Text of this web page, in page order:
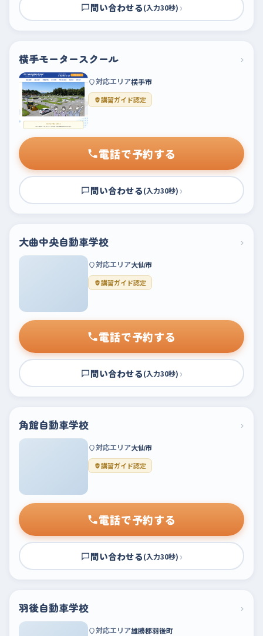
問い合わせる(入力30秒) ›
横手モータースクール ›
対応エリア横手市
講習ガイド認定
電話で予約する
問い合わせる(入力30秒) ›
大曲中央自動車学校 ›
対応エリア大仙市
講習ガイド認定
電話で予約する
問い合わせる(入力30秒) ›
角館自動車学校 ›
対応エリア大仙市
講習ガイド認定
電話で予約する
問い合わせる(入力30秒) ›
羽後自動車学校 ›
対応エリア雄勝郡羽後町